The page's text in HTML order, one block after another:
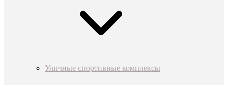
Уличные спортивные комплексы